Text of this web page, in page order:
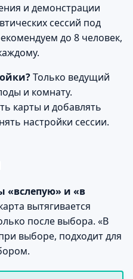
и демонстрации
сессий под
до 8 человек,
Только ведущий
и комнату.
карты и добавлять
настройки сессии.
и «в
вытягивается
после выбора. «В
выборе, подходит для